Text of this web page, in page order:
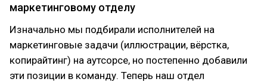
маркетинговому отделу
Изначально мы подбирали исполнителей на
маркетинговые задачи (иллюстрации, вёрстка,
копирайтинг) на аутсорсе, но постепенно добавили
эти позиции в команду. Теперь наш отдел